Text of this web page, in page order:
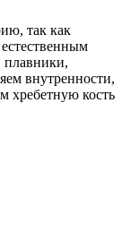
так как
плавники,
внутренности,
хребетную кость